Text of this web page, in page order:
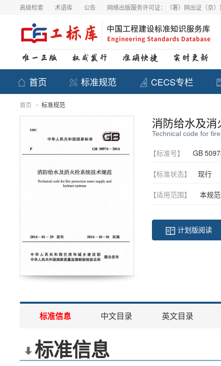
高级检索 术语库 公告 网络出版服务许可证：（署）网出证（京
首页 标准规范 CECS专栏
首页 > 标准规范
消防给水及
Technical code for
【标准号】 GB
【标准状态】 现行
【适用范围】 本规
计划版阅读
标准信息 中文目录 英文目录
标准信息